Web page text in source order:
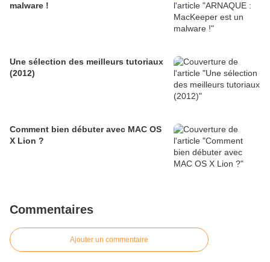
malware !
Une sélection des meilleurs tutoriaux
(2012)
Comment bien débuter avec MAC OS
X Lion ?
Commentaires
Ajouter un commentaire